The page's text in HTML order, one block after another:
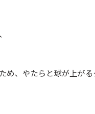
め、やたらと球が上が